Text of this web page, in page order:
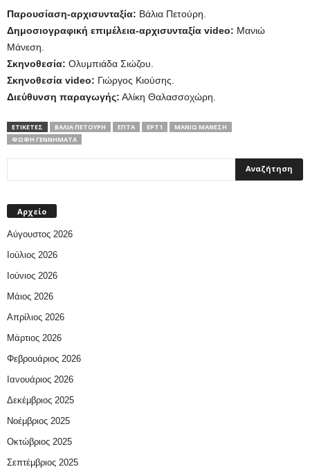
Παρουσίαση-αρχισυνταξία: Βάλια Πετούρη.
Δημοσιογραφική επιμέλεια-αρχισυνταξία video: Μανιώ
Μάνεση.
Σκηνοθεσία: Ολυμπιάδα Σιώζου.
Σκηνοθεσία video: Γιώργος Κιούσης.
Διεύθυνση παραγωγής: Αλίκη Θαλασσοχώρη.
ΕΤΙΚΕΤΕΣ ΒΆΛΙΑ ΠΕΤΟΎΡΗ ΕΠΤΑ ΕΡΤ1
ΜΑΝΙΏ ΜΆΝΕΣΗ
ΦΏΦΗ ΓΕΝΝΗΜΑΤΆ
Αρχείο
Αύγουστος 2026
Ιούλιος 2026
Ιούνιος 2026
Μάιος 2026
Απρίλιος 2026
Μάρτιος 2026
Φεβρουάριος 2026
Ιανουάριος 2026
Δεκέμβριος 2025
Νοέμβριος 2025
Οκτώβριος 2025
Σεπτέμβριος 2025